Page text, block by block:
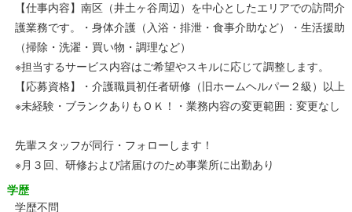
【仕事内容】南区（井土ヶ谷周辺）を中心としたエリアでの訪問介
護業務です。・身体介護（入浴・排泄・食事介助など）・生活援助
（掃除・洗濯・買い物・調理など）
※担当するサービス内容はご希望やスキルに応じて調整します。
【応募資格】・介護職員初任者研修（旧ホームヘルパー２級）以上
※未経験・ブランクありもＯＫ！・業務内容の変更範囲：変更なし
先輩スタッフが同行・フォローします！
※月３回、研修および諸届けのため事業所に出勤あり
学歴
学歴不問